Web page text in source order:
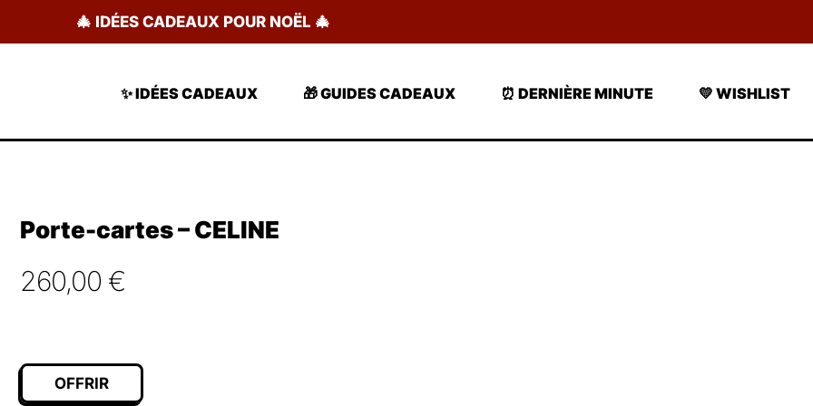
🎄 IDÉES CADEAUX POUR NOËL 🎄
✨ IDÉES CADEAUX 🎁 GUIDES CADEAUX ⏰ DERNIÈRE MINUTE 💛 WISHLIST
Porte-cartes – CELINE
260,00 €
OFFRIR